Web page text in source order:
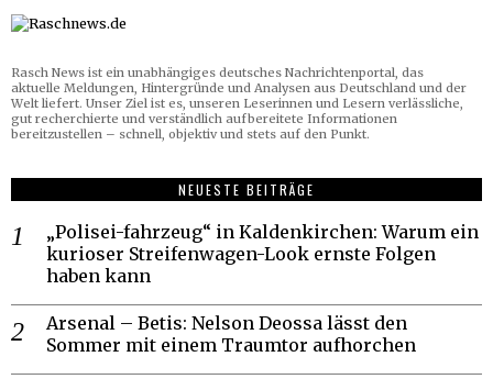
Rasch News ist ein unabhängiges deutsches Nachrichtenportal, das
aktuelle Meldungen, Hintergründe und Analysen aus Deutschland und der
Welt liefert. Unser Ziel ist es, unseren Leserinnen und Lesern verlässliche,
gut recherchierte und verständlich aufbereitete Informationen
bereitzustellen – schnell, objektiv und stets auf den Punkt.
NEUESTE BEITRÄGE
„Polisei-fahrzeug“ in Kaldenkirchen: Warum ein
kurioser Streifenwagen-Look ernste Folgen
haben kann
Arsenal – Betis: Nelson Deossa lässt den
Sommer mit einem Traumtor aufhorchen